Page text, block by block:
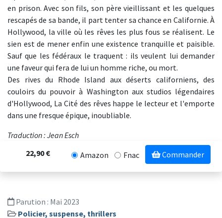
en prison. Avec son fils, son père vieillissant et les quelques
rescapés de sa bande, il part tenter sa chance en Californie. À
Hollywood, la ville où les rêves les plus fous se réalisent. Le
sien est de mener enfin une existence tranquille et paisible.
Sauf que les fédéraux le traquent : ils veulent lui demander
une faveur qui fera de lui un homme riche, ou mort.
Des rives du Rhode Island aux déserts californiens, des
couloirs du pouvoir à Washington aux studios légendaires
d'Hollywood, La Cité des rêves happe le lecteur et l'emporte
dans une fresque épique, inoubliable.
Traduction : Jean Esch
22,90 €
Amazon Fnac Commander
Parution : Mai 2023
Policier, suspense, thrillers